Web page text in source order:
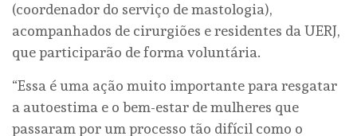
(coordenador do serviço de mastologia),
acompanhados de cirurgiões e residentes da UERJ,
que participarão de forma voluntária.
“Essa é uma ação muito importante para resgatar
a autoestima e o bem-estar de mulheres que
passaram por um processo tão difícil como o